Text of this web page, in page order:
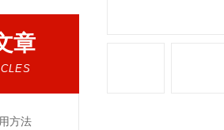
章
方法